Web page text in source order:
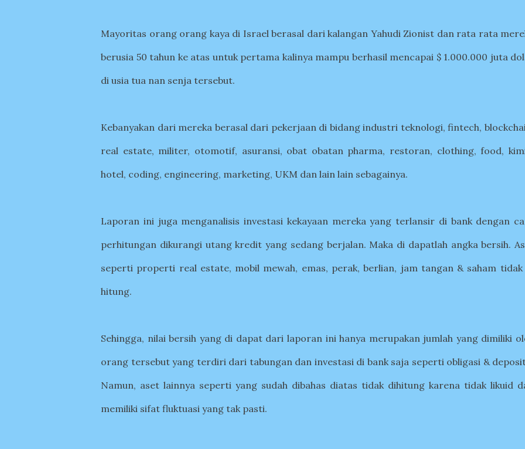
Mayoritas orang orang kaya di Israel berasal dari kalangan Yahudi Zionist dan rata rata
berusia 50 tahun ke atas untuk pertama kalinya mampu berhasil mencapai $ 1.000.000 juta
di usia tua nan senja tersebut.
Kebanyakan dari mereka berasal dari pekerjaan di bidang industri teknologi, fintech,
real estate, militer, otomotif, asuransi, obat obatan pharma, restoran, clothing, food,
hotel, coding, engineering, marketing, UKM dan lain lain sebagainya.
Laporan ini juga menganalisis investasi kekayaan mereka yang terlansir di bank dengan
perhitungan dikurangi utang kredit yang sedang berjalan. Maka di dapatlah angka bersih.
seperti properti real estate, mobil mewah, emas, perak, berlian, jam tangan & saham
hitung.
Sehingga, nilai bersih yang di dapat dari laporan ini hanya merupakan jumlah yang dimiliki
orang tersebut yang terdiri dari tabungan dan investasi di bank saja seperti obligasi &
Namun, aset lainnya seperti yang sudah dibahas diatas tidak dihitung karena tidak likuid
memiliki sifat fluktuasi yang tak pasti.